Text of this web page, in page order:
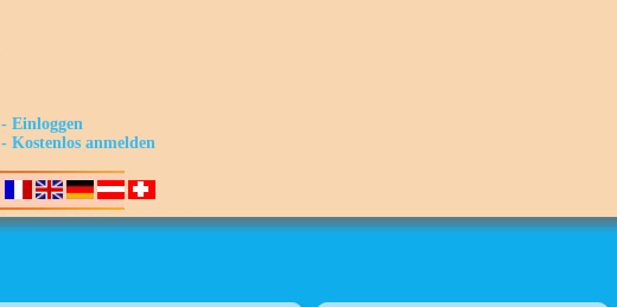
- Einloggen
- Kostenlos anmelden